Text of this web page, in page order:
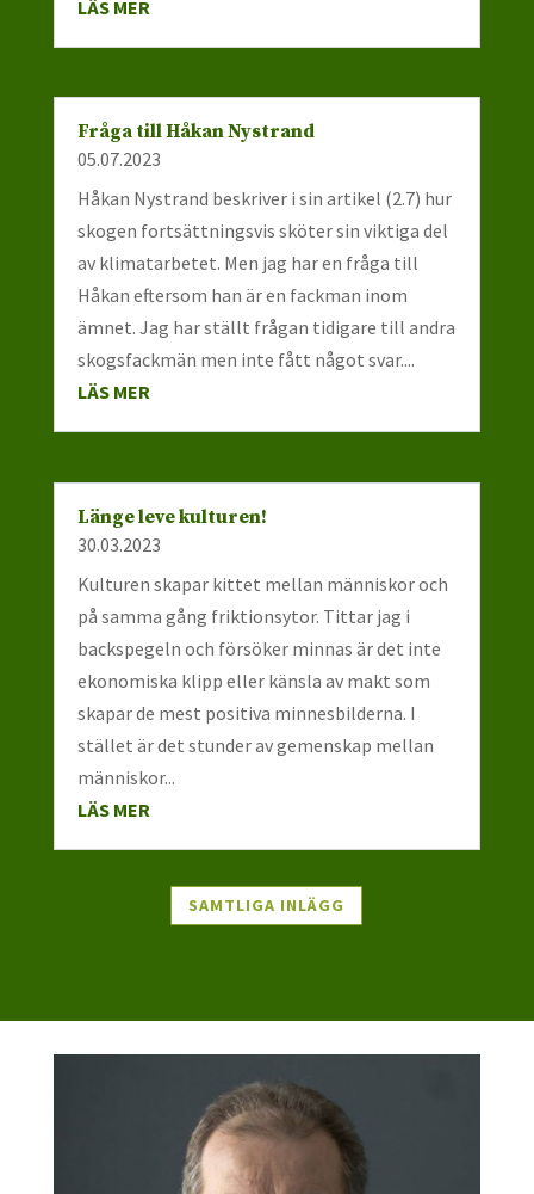
LÄS MER
Fråga till Håkan Nystrand
05.07.2023
Håkan Nystrand beskriver i sin artikel (2.7) hur
skogen fortsättningsvis sköter sin viktiga del
av klimatarbetet. Men jag har en fråga till
Håkan eftersom han är en fackman inom
ämnet. Jag har ställt frågan tidigare till andra
skogsfackmän men inte fått något svar....
LÄS MER
Länge leve kulturen!
30.03.2023
Kulturen skapar kittet mellan människor och
på samma gång friktionsytor. Tittar jag i
backspegeln och försöker minnas är det inte
ekonomiska klipp eller känsla av makt som
skapar de mest positiva minnesbilderna. I
stället är det stunder av gemenskap mellan
människor...
LÄS MER
SAMTLIGA INLÄGG